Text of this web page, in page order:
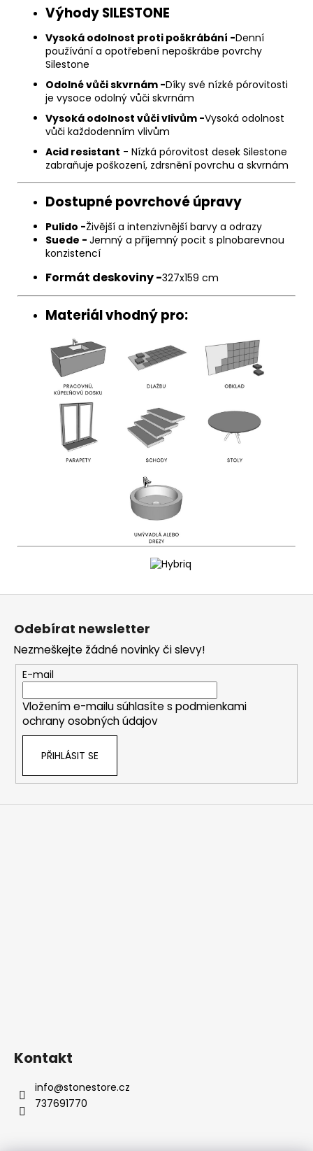
Výhody SILESTONE
Vysoká odolnost proti poškrábání -Denní
používání a opotřebení nepoškrábe povrchy
Silestone
Odolné vůči skvrnám -Díky své nízké pórovitosti
je vysoce odolný vůči skvrnám
Vysoká odolnost vůči vlivům -Vysoká odolnost
vůči každodenním vlivům
Acid resistant - Nízká pórovitost desek Silestone
zabraňuje poškození, zdrsnění povrchu a skvrnám
Dostupné povrchové úpravy
Pulido -Živější a intenzivnější barvy a odrazy
Suede - Jemný a příjemný pocit s plnobarevnou
konzistencí
Formát deskoviny -327x159 cm
Materiál vhodný pro:
Odebírat newsletter
Nezmeškejte žádné novinky či slevy!
E-mail
Vložením e-mailu súhlasíte s podmienkami
ochrany osobných údajov
PŘIHLÁSIT SE
Kontakt
info@stonestore.cz
737691770